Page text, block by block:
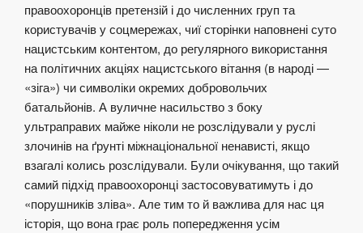
правоохоронців претензій і до численних груп та
користувачів у соцмережах, чиї сторінки наповнені суто
нацистським контентом, до регулярного використання
на політичних акціях нацистського вітання (в народі —
«зіга») чи символіки окремих добровольчих
батальйонів. А вуличне насильство з боку
ультраправих майже ніколи не розслідували у руслі
злочинів на ґрунті міжнаціональної ненависті, якщо
взагалі колись розслідували. Були очікування, що такий
самий підхід правоохоронці застосовуватимуть і до
«порушників зліва». Але тим то й важлива для нас ця
історія, що вона грає роль попередження усім